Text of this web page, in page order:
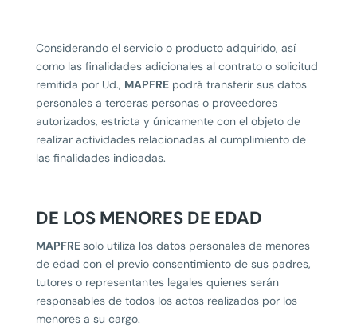
Considerando el servicio o producto adquirido, así
como las finalidades adicionales al contrato o solicitud
remitida por Ud., MAPFREpodrá transferir sus datos
personales a terceras personas o proveedores
autorizados, estricta y únicamente con el objeto de
realizar actividades relacionadas al cumplimiento de
las finalidades indicadas.
DE LOS MENORES DE EDAD
MAPFREsolo utiliza los datos personales de menores
de edad con el previo consentimiento de sus padres,
tutores o representantes legales quienes serán
responsables de todos los actos realizados por los
menores a su cargo.